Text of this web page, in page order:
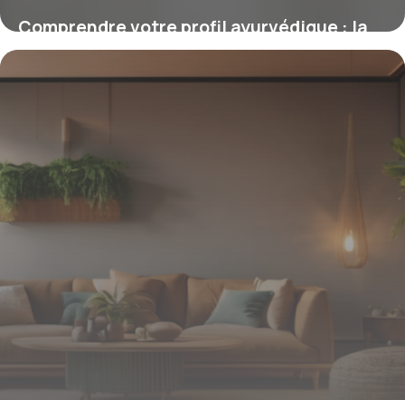
Comprendre votre profil ayurvédique : la
clé de votre équilibre intérieur
2 mars 2026